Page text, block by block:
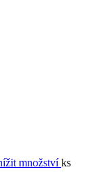
množstvíks